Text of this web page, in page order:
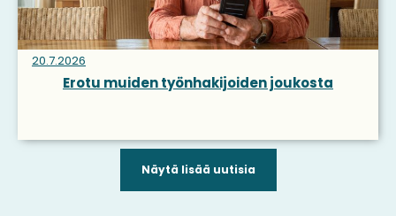
20.7.2026
Erotu muiden työnhakijoiden joukosta
Näytä lisää uutisia